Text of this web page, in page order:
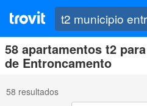
58 apartamentos t2
de Entroncamento
58 resultados